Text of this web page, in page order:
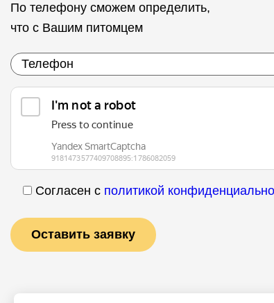
По телефону сможем определить,
что с Вашим питомцем
Согласен с политикой